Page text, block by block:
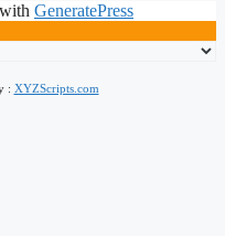
GeneratePress
: XYZScripts.com